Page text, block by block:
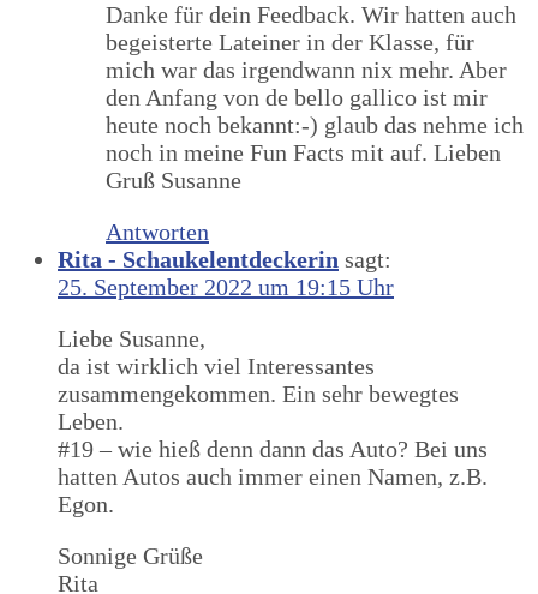
Danke für dein Feedback. Wir hatten auch
begeisterte Lateiner in der Klasse, für
mich war das irgendwann nix mehr. Aber
den Anfang von de bello gallico ist mir
heute noch bekannt:-) glaub das nehme ich
noch in meine Fun Facts mit auf. Lieben
Gruß Susanne
Antworten
Rita - Schaukelentdeckerin sagt:
25. September 2022 um 19:15 Uhr
Liebe Susanne,
da ist wirklich viel Interessantes
zusammengekommen. Ein sehr bewegtes
Leben.
#19 – wie hieß denn dann das Auto? Bei uns
hatten Autos auch immer einen Namen, z.B.
Egon.
Sonnige Grüße
Rita